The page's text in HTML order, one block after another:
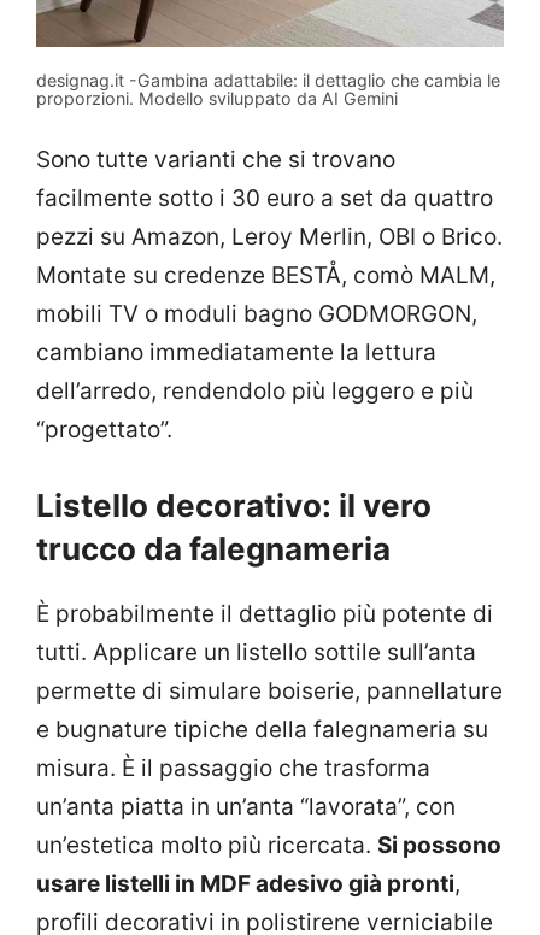
designag.it -Gambina adattabile: il dettaglio che cambia le
proporzioni. Modello sviluppato da AI Gemini
Sono tutte varianti che si trovano
facilmente sotto i 30 euro a set da quattro
pezzi su Amazon, Leroy Merlin, OBI o Brico.
Montate su credenze BESTÅ, comò MALM,
mobili TV o moduli bagno GODMORGON,
cambiano immediatamente la lettura
dell’arredo, rendendolo più leggero e più
“progettato”.
Listello decorativo: il vero
trucco da falegnameria
È probabilmente il dettaglio più potente di
tutti. Applicare un listello sottile sull’anta
permette di simulare boiserie, pannellature
e bugnature tipiche della falegnameria su
misura. È il passaggio che trasforma
un’anta piatta in un’anta “lavorata”, con
un’estetica molto più ricercata. Si possono
usare listelli in MDF adesivo già pronti,
profili decorativi in polistirene verniciabile